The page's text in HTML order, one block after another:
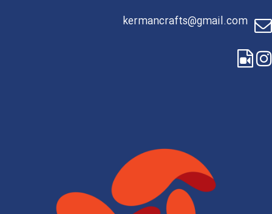
kermancrafts@gmail.com